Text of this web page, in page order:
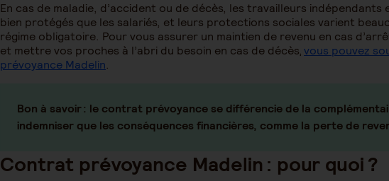
En cas de maladie, d’accident ou de décès, les travailleurs indépendants
bien protégés que les salariés, et leurs protections sociales varient
régime obligatoire. Pour vous assurer un maintien de revenu en cas
et mettre vos proches à l’abri du besoin en cas de décès,vous pouvez
prévoyance Madelin.
Bon à savoir : le contrat prévoyance se différencie de la
indemniser que les conséquences financières, comme la perte de
Contrat prévoyance Madelin : pour quoi ?